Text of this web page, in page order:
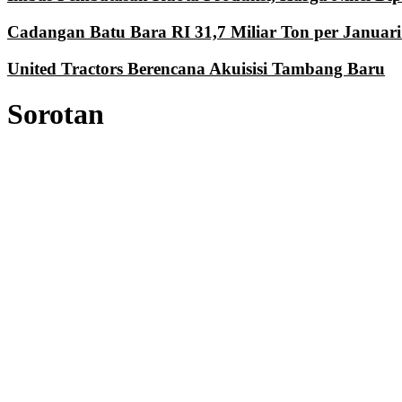
Cadangan Batu Bara RI 31,7 Miliar Ton per
United Tractors Berencana Akuisisi Tambang Baru
Sorotan